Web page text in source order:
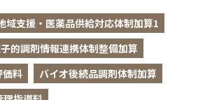
域支援・医薬品供給対応体制加算1
的調剤情報連携体制整備加算
価料
バイオ後続品調剤体制加算